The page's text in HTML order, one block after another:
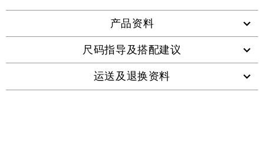
产品资料
尺码指导及搭配建议
运送及退换资料